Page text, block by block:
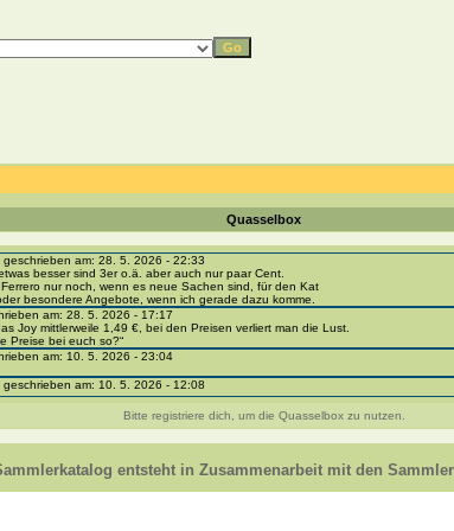
Quasselbox
geschrieben am: 28. 5. 2026 - 22:33
besser sind 3er o.ä. aber auch nur paar Cent.
nur noch, wenn es neue Sachen sind, für den Kat
besondere Angebote, wenn ich gerade dazu komme.
am: 28. 5. 2026 - 17:17
Joy mittlerweile 1,49 €, bei den Preisen verliert man die Lust.
Preise bei euch so?“
am: 10. 5. 2026 - 23:04
geschrieben am: 10. 5. 2026 - 12:08
portal-sammlerkatalog.de/categories.php?cat_id=1043
- BPZ obere Reihe
zur Strafe die nächsten 3 Monate keine Ü-Eier bekommen ;))
310, 318 und 326 habe ich keine BPZ
leider weggeworfen *grrrr* ;)
am: 29. 4. 2026 - 18:04
Bitte registriere dich, um die Quasselbox zu nutzen.
entsteht in Zusammenarbeit mit den